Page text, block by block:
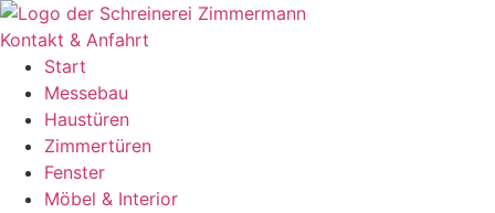
Zum
Inhalt
wechseln
Kontakt & Anfahrt
Start
Messebau
Haustüren
Zimmertüren
Fenster
Möbel & Interior